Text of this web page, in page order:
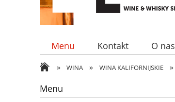
Menu Kontakt O nas
» WINA » WINA KALIFORNIJSKIE »
Menu